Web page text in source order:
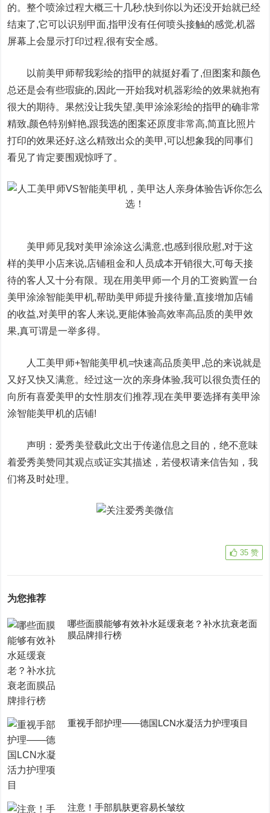
的。整个喷涂过程大概三十几秒,快到你以为还没开始就已经
结束了,它可以识别甲面,指甲没有任何喷头接触的感觉,机器
屏幕上会显示打印过程,很有安全感。
以前美甲师帮我彩绘的指甲的就挺好看了,但图案和颜色
总还是会有些瑕疵的,因此一开始我对机器彩绘的效果就抱有
很大的期待。果然没让我失望,美甲涂涂彩绘的指甲的确非常
精致,颜色特别鲜艳,跟我选的图案还原度非常高,简直比照片
打印的效果还好,这么精致出众的美甲,可以想象我的同事们
看见了肯定要围观惊呼了。
美甲师见我对美甲涂涂这么满意,也感到很欣慰,对于这
样的美甲小店来说,店铺租金和人员成本开销很大,可每天接
待的客人又十分有限。现在用美甲师一个月的工资购置一台
美甲涂涂智能美甲机,帮助美甲师提升接待量,直接增加店铺
的收益,对美甲的客人来说,更能体验高效率高品质的美甲效
果,真可谓是一举多得。
人工美甲师+智能美甲机=快速高品质美甲,总的来说就是
又好又快又满意。经过这一次的亲身体验,我可以很负责任的
向所有喜爱美甲的女性朋友们推荐,现在美甲要选择有美甲涂
涂智能美甲机的店铺!
声明：爱秀美登载此文出于传递信息之目的，绝不意味
着爱秀美赞同其观点或证实其描述，若侵权请来信告知，我
们将及时处理。
35 赞
为您推荐
哪些面膜能够有效补水延缓衰老？补水抗衰老面
膜品牌排行榜
重视手部护理——德国LCN水凝活力护理项目
注意！手部肌肤更容易长皱纹